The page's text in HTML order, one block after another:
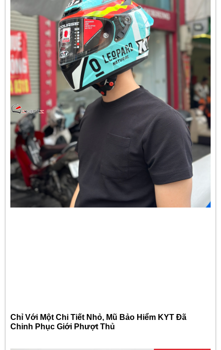
Chỉ Với Một Chi Tiết Nhỏ, Mũ Bảo Hiểm KYT Đã
Chinh Phục Giới Phượt Thủ